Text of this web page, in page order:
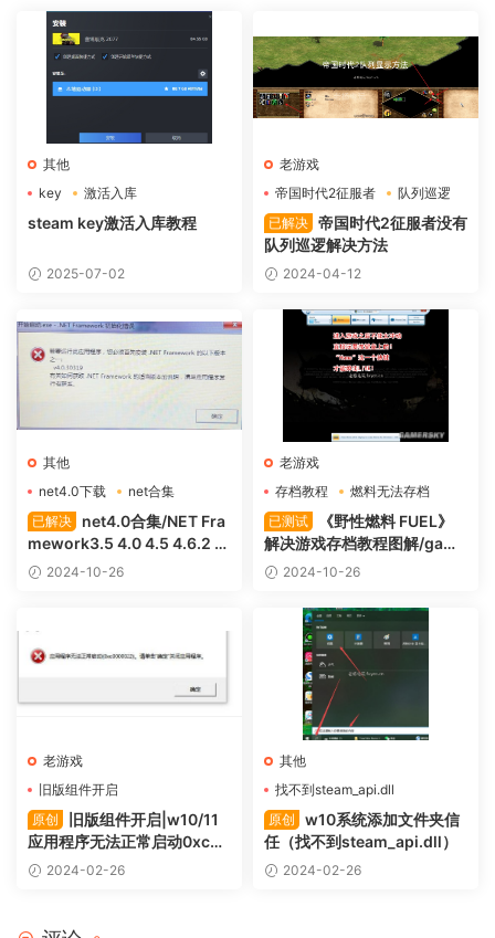
其他
key
激活入库
steam key激活入库教程
2025-07-02
老游戏
帝国时代2征服者
队列巡逻
已解决 帝国时代2征服者没有
队列巡逻解决方法
2024-04-12
其他
net4.0下载
net合集
已解决
net4.0合集/NET Fra
mework3.5 4.0 4.5 4.6.2 4.
7.2 4.8 官方版下载
2024-10-26
老游戏
存档教程
燃料无法存档
已测试
《野性燃料 FUEL》
解决游戏存档教程图解/game
s for windows live离线账号
2024-10-26
老游戏
旧版组件开启
错误代码0xc0000022
原创
旧版组件开启|w10/11
应用程序无法正常启动0xc00
00022
2024-02-26
其他
找不到steam_api.dll
添加文件夹信任
原创
w10系统添加文件夹信
任（找不到steam_api.dll）
2024-02-26